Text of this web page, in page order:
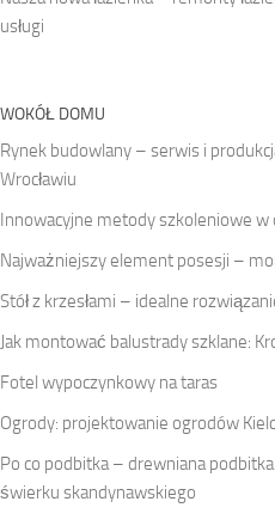
usługi
WOKÓŁ DOMU
Rynek budowlany – serwis i
Wrocławiu
Innowacyjne metody szkoleniowe w
Najważniejszy element posesji –
Stół z krzesłami – idealne
Jak montować balustrady szklane:
Fotel wypoczynkowy na taras
Ogrody: projektowanie ogrodów
Po co podbitka – drewniana
świerku skandynawskiego